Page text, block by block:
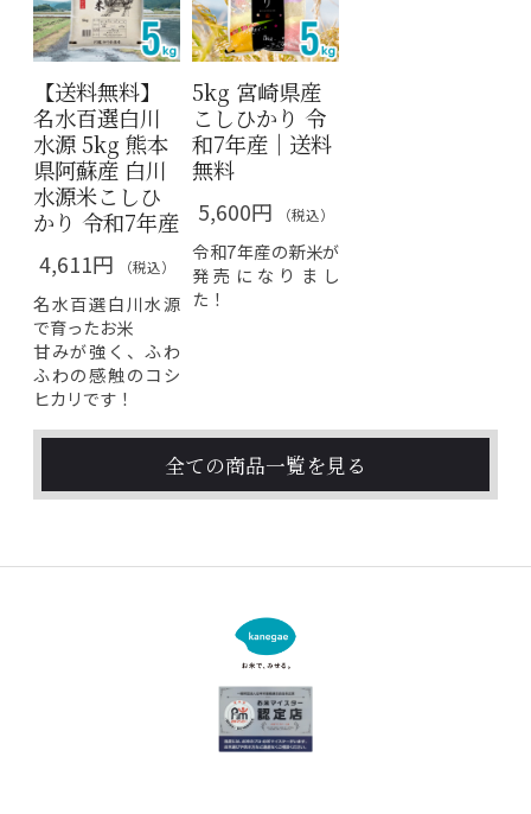
【送料無料】
名水百選白川
水源 5kg 熊本
県阿蘇産 白川
水源米こしひ
かり 令和7年産
4,611円
（税込）
名水百選白川水源
で育ったお米
甘みが強く、ふわ
ふわの感触のコシ
ヒカリです！
5kg 宮崎県産
こしひかり 令
和7年産｜送料
無料
5,600円
（税込）
令和7年産の新米が
発売になりまし
た！
全ての商品一覧を見る